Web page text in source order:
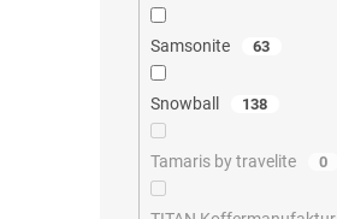
Samsonite 63
Snowball 138
Tamaris by travelite 0